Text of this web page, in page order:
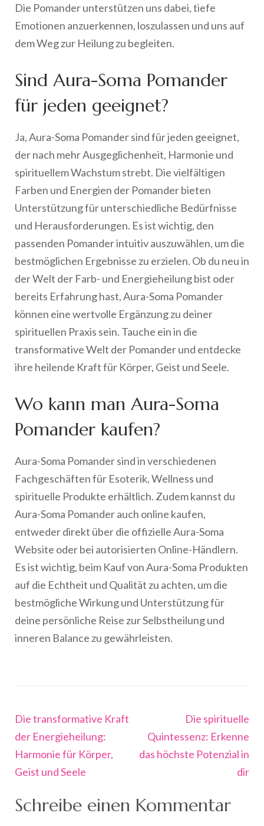
Die Pomander unterstützen uns dabei, tiefe
Emotionen anzuerkennen, loszulassen und uns auf
dem Weg zur Heilung zu begleiten.
Sind Aura-Soma Pomander
für jeden geeignet?
Ja, Aura-Soma Pomander sind für jeden geeignet,
der nach mehr Ausgeglichenheit, Harmonie und
spirituellem Wachstum strebt. Die vielfältigen
Farben und Energien der Pomander bieten
Unterstützung für unterschiedliche Bedürfnisse
und Herausforderungen. Es ist wichtig, den
passenden Pomander intuitiv auszuwählen, um die
bestmöglichen Ergebnisse zu erzielen. Ob du neu in
der Welt der Farb- und Energieheilung bist oder
bereits Erfahrung hast, Aura-Soma Pomander
können eine wertvolle Ergänzung zu deiner
spirituellen Praxis sein. Tauche ein in die
transformative Welt der Pomander und entdecke
ihre heilende Kraft für Körper, Geist und Seele.
Wo kann man Aura-Soma
Pomander kaufen?
Aura-Soma Pomander sind in verschiedenen
Fachgeschäften für Esoterik, Wellness und
spirituelle Produkte erhältlich. Zudem kannst du
Aura-Soma Pomander auch online kaufen,
entweder direkt über die offizielle Aura-Soma
Website oder bei autorisierten Online-Händlern.
Es ist wichtig, beim Kauf von Aura-Soma Produkten
auf die Echtheit und Qualität zu achten, um die
bestmögliche Wirkung und Unterstützung für
deine persönliche Reise zur Selbstheilung und
inneren Balance zu gewährleisten.
Beitragsnavigation
Die transformative Kraft
der Energieheilung:
Harmonie für Körper,
Geist und Seele
Die spirituelle
Quintessenz: Erkenne
das höchste Potenzial in
dir
Schreibe einen Kommentar